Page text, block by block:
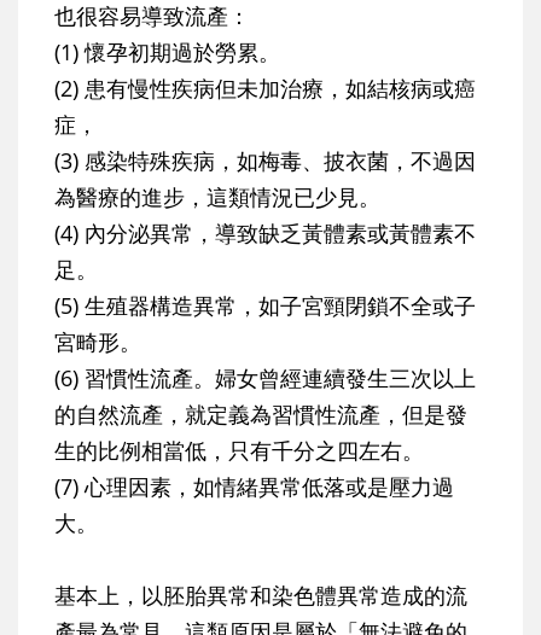
也很容易導致流產：
(1) 懷孕初期過於勞累。
(2) 患有慢性疾病但未加治療，如結核病或癌
症，
(3) 感染特殊疾病，如梅毒、披衣菌，不過因
為醫療的進步，這類情況已少見。
(4) 內分泌異常，導致缺乏黃體素或黃體素不
足。
(5) 生殖器構造異常，如子宮頸閉鎖不全或子
宮畸形。
(6) 習慣性流產。婦女曾經連續發生三次以上
的自然流產，就定義為習慣性流產，但是發
生的比例相當低，只有千分之四左右。
(7) 心理因素，如情緒異常低落或是壓力過
大。
基本上， 以胚胎異常和染色體異常造成的流